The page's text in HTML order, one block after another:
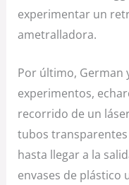
experimentar un
ametralladora.
Por último, German
experimentos,
recorrido de un
tubos
hasta llegar a la
envases de plástico